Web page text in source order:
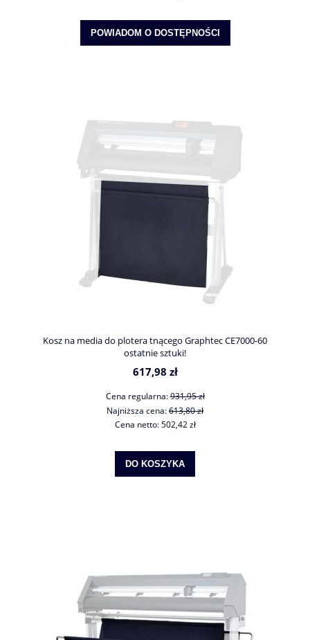
POWIADOM O DOSTĘPNOŚCI
Kosz na media do plotera tnącego Graphtec CE7000-60
ostatnie sztuki!
617,98 zł
Cena regularna:931,95 zł
Najniższa cena:613,80 zł
Cena netto:502,42 zł
DO KOSZYKA